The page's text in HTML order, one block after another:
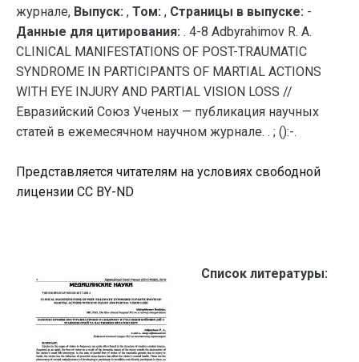
журнале, Выпуск: , Том: , Страницы в выпуске: -
Данные для цитирования: . 4-8 Adbyrahimov R. A.
CLINICAL MANIFESTATIONS OF POST-TRAUMATIC
SYNDROME IN PARTICIPANTS OF MARTIAL ACTIONS
WITH EYE INJURY AND PARTIAL VISION LOSS //
Евразийский Союз Ученых — публикация научных
статей в ежемесячном научном журнале. . ; ():-.
Представляется читателям на условиях свободной
лицензии CC BY-ND
Список литературы: